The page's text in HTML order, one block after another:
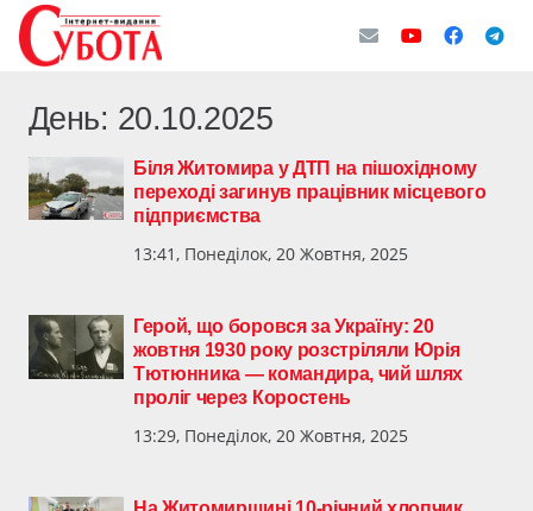
День: 20.10.2025
Біля Житомира у ДТП на пішохідному
переході загинув працівник місцевого
підприємства
13:41, Понеділок, 20 Жовтня, 2025
Герой, що боровся за Україну: 20
жовтня 1930 року розстріляли Юрія
Тютюнника — командира, чий шлях
проліг через Коростень
13:29, Понеділок, 20 Жовтня, 2025